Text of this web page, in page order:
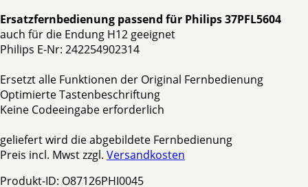
Ersatzfernbedienung passend für Philips 37PFL5604
auch für die Endung H12 geeignet
Philips E-Nr: 242254902314
Ersetzt alle Funktionen der Original Fernbedienung
Optimierte Tastenbeschriftung
Keine Codeeingabe erforderlich
geliefert wird die abgebildete Fernbedienung
Preis incl. Mwst zzgl. Versandkosten
Produkt-ID: O87126PHI0045